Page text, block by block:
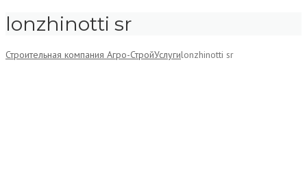
lonzhinotti sr
Строительная компания Агро-СтройУслугиlonzhinotti sr